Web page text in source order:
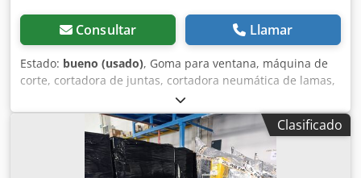
Consultar Llamar
Estado: bueno (usado), Goma para ventana, máquina de
corte, cortadora de juntas, cortadora neumática de lamas,
dispositivo de corte, dispositivo de corte neumático,
prensa neumática -Dispositivo de corte: Dispositivo
mecánico de corte, giratorio en 2x 45° -Carrera: máx. 70
mm Dcsdpfx Asw Sk Uhjd Nok -Componentes individuales:
ver fotos -Dimensiones: 350/250/Alto 680 mm -Peso: 18 kg
Clasificado